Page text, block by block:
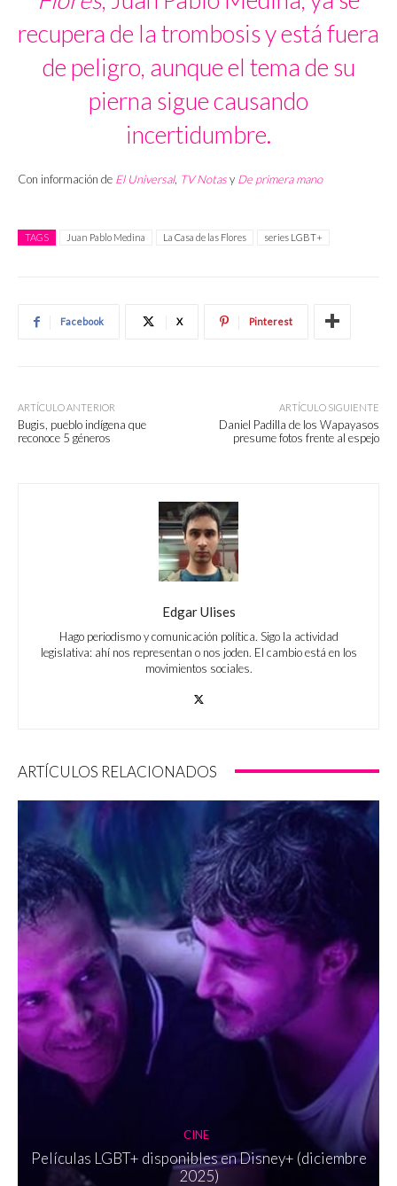
recupera de la trombosis y está fuera
de peligro, aunque el tema de su
pierna sigue causando
incertidumbre.
Con información de El Universal, TV Notasy De primera mano
TAGS Juan Pablo Medina La Casa de las Flores series LGBT+
Facebook X Pinterest
ARTÍCULO ANTERIOR
Bugis, pueblo indígena que
reconoce 5 géneros
ARTÍCULO SIGUIENTE
Daniel Padilla de los Wapayasos
presume fotos frente al espejo
Edgar Ulises
Hago periodismo y comunicación política. Sigo la actividad
legislativa: ahí nos representan o nos joden. El cambio está en los
movimientos sociales.
ARTÍCULOS RELACIONADOS
CINE
Películas LGBT+ disponibles en Disney+ (diciembre
2025)